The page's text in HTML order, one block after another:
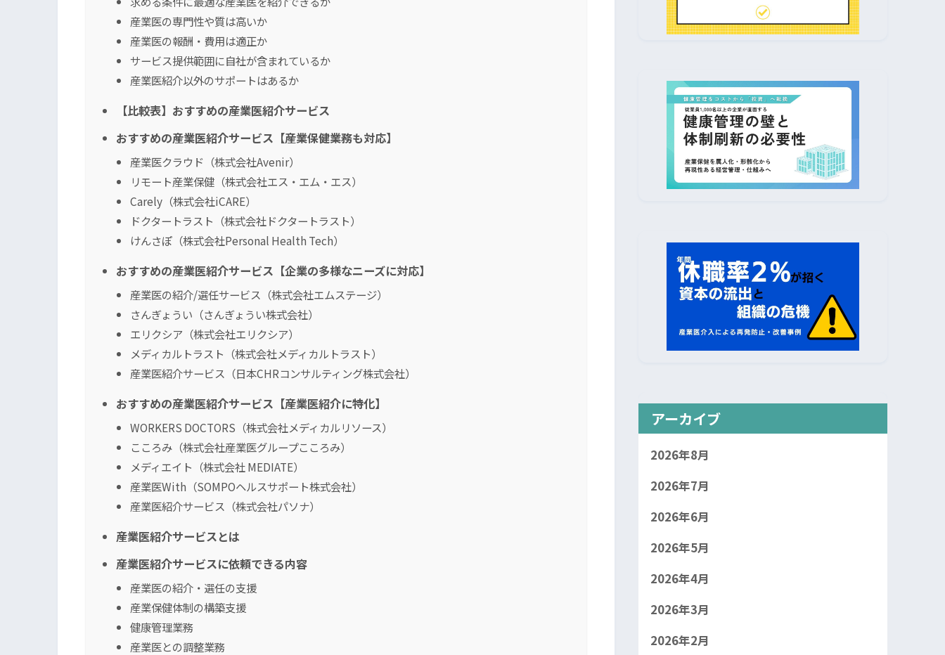
産業医の専門性や質は高いか
産業医の報酬・費用は適正か
サービス提供範囲に自社が含まれているか
産業医紹介以外のサポートはあるか
【比較表】おすすめの産業医紹介サービス
おすすめの産業医紹介サービス【産業保健業務も対応】
産業医クラウド（株式会社Avenir）
リモート産業保健（株式会社エス・エム・エス）
Carely（株式会社iCARE）
ドクタートラスト（株式会社ドクタートラスト）
けんさぽ（株式会社Personal Health Tech）
おすすめの産業医紹介サービス【企業の多様なニーズに対応】
産業医の紹介/選任サービス（株式会社エムステージ）
さんぎょうい（さんぎょうい株式会社）
エリクシア（株式会社エリクシア）
メディカルトラスト（株式会社メディカルトラスト）
産業医紹介サービス（日本CHRコンサルティング株式会社）
おすすめの産業医紹介サービス【産業医紹介に特化】
WORKERS DOCTORS（株式会社メディカルリソース）
こころみ（株式会社産業医グループこころみ）
メディエイト（株式会社 MEDIATE）
産業医With（SOMPOヘルスサポート株式会社）
産業医紹介サービス（株式会社パソナ）
産業医紹介サービスとは
産業医紹介サービスに依頼できる内容
産業医の紹介・選任の支援
産業保健体制の構築支援
健康管理業務
産業医との調整業務
アーカイブ
2026年8月
2026年7月
2026年6月
2026年5月
2026年4月
2026年3月
2026年2月